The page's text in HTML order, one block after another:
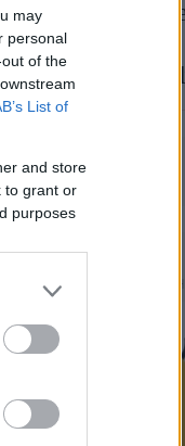
may
personal
of the
List of
and store
to grant or
purposes
„Egyszerűen
veszíteni” - Így
Felderítő